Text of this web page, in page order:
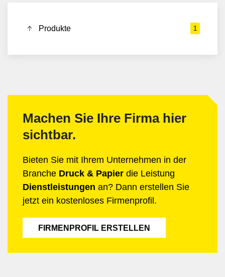
Produkte 1
Machen Sie Ihre Firma hier
sichtbar.
Bieten Sie mit Ihrem Unternehmen in der
Branche Druck & Papier die Leistung
Dienstleistungen an? Dann erstellen Sie
jetzt ein kostenloses Firmenprofil.
FIRMENPROFIL ERSTELLEN